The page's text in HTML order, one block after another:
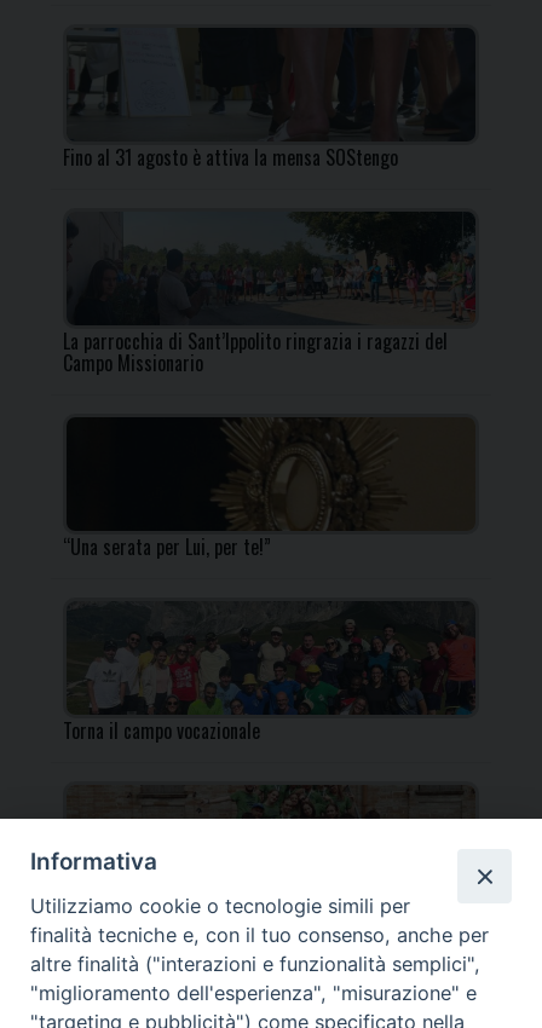
Fino al 31 agosto è attiva la mensa SOStengo
La parrocchia di Sant’Ippolito ringrazia i ragazzi del
Campo Missionario
“Una serata per Lui, per te!”
Torna il campo vocazionale
Torna il Campo Missionario Diocesano
Informativa
Utilizziamo cookie o tecnologie simili per
finalità tecniche e, con il tuo consenso, anche per
altre finalità ("interazioni e funzionalità semplici",
"miglioramento dell'esperienza", "misurazione" e
"targeting e pubblicità") come specificato nella